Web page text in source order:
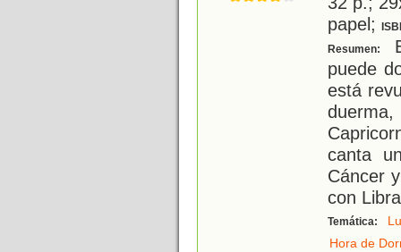
papel;
Resumen:
puede
está
canta
Cáncer
con Libra
Temática:
Hora de